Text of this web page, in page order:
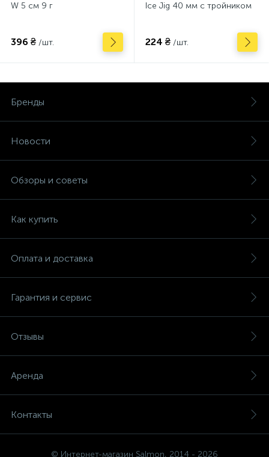
W 5 см 9 г
396 ₴ /шт.
Ice Jig 40 мм с тройником
224 ₴ /шт.
Бренды
Новости
Обзоры и советы
Как купить
Оплата и доставка
Гарантия и сервис
Отзывы
Аренда
Контакты
© Интернет-магазин Salmon, 2014 - 2026